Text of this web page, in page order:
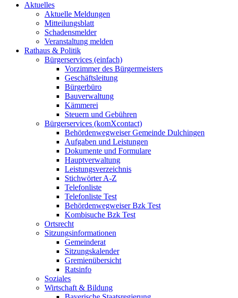
Aktuelles
Aktuelle Meldungen
Mitteilungsblatt
Schadensmelder
Veranstaltung melden
Rathaus & Politik
Bürgerservices (einfach)
Vorzimmer des Bürgermeisters
Geschäftsleitung
Bürgerbüro
Bauverwaltung
Kämmerei
Steuern und Gebühren
Bürgerservices (komXcontact)
Behördenwegweiser Gemeinde Dulchingen
Aufgaben und Leistungen
Dokumente und Formulare
Hauptverwaltung
Leistungsverzeichnis
Stichwörter A-Z
Telefonliste
Telefonliste Test
Behördenwegweiser Bzk Test
Kombisuche Bzk Test
Ortsrecht
Sitzungsinformationen
Gemeinderat
Sitzungskalender
Gremienübersicht
Ratsinfo
Soziales
Wirtschaft & Bildung